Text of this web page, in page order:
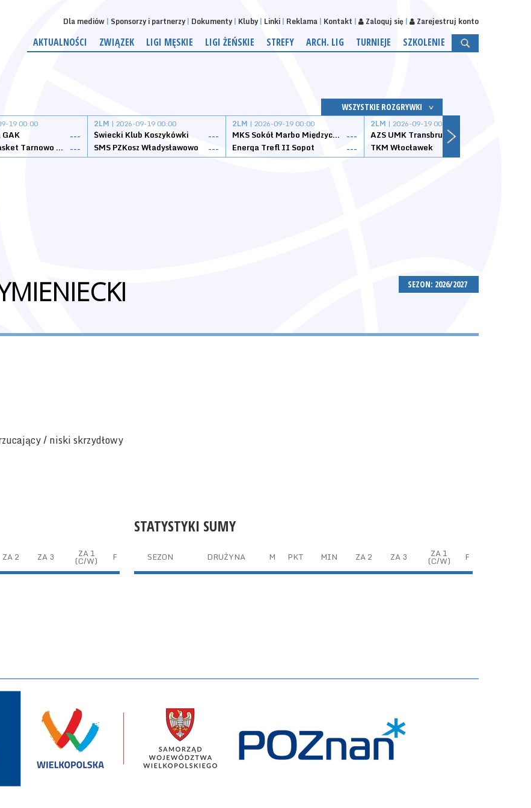
Dla mediów Sponsorzy i partnerzy Dokumenty Kluby Linki Reklama Kontakt Zaloguj się Zarejestruj konto
AKTUALNOŚCI ZWIĄZEK LIGI MĘSKIE LIGI ŻEŃSKIE STREFY ARCH. LIG TURNIEJE SZKOLENIE
WSZYSTKIE ROZGRYWKI
19 00:00
---
Tarnovia Basket Tarnowo Podgórne ---
2LM | 2026-09-19 00:00
Świecki Klub Koszykówki
---
SMS PZKosz Władysławowo
---
2LM | 2026-09-19 00:00
MKS Sokół Marbo Międzychód ---
Energa Trefl II Sopot
---
2LM | 2026-09-19 00:00
AZS UMK Transbruk Toruń
TKM Włocławek
SEZON: 2026/2027
/ niski skrzydłowy
STATYSTYKI SUMY
SEZON DRUŻYNA M PKT MIN ZA 2 ZA 3 ZA 1
(C/W) F
ZA 2 ZA 3 ZA 1
(C/W) F